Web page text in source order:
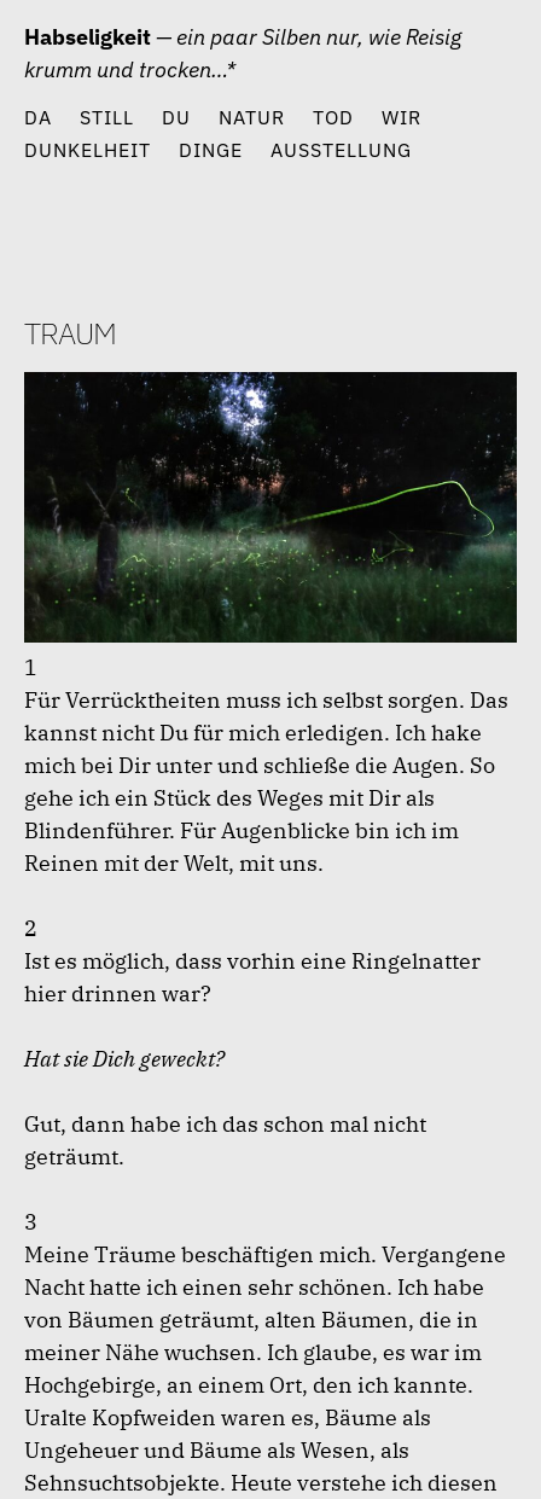
Inhalt
springen
Habseligkeit— ein paar Silben nur, wie Reisig
krumm und trocken…*
DA STILL DU NATUR TOD
WIR
DUNKELHEIT
DINGE AUSSTELLUNG
traum
1
Für Verrücktheiten muss ich selbst sorgen. Das
kannst nicht Du für mich erledigen. Ich hake
mich bei Dir unter und schließe die Augen. So
gehe ich ein Stück des Weges mit Dir als
Blindenführer. Für Augenblicke bin ich im
Reinen mit der Welt, mit uns.
2
Ist es möglich, dass vorhin eine Ringelnatter
hier drinnen war?
Hat sie Dich geweckt?
Gut, dann habe ich das schon mal nicht
geträumt.
3
Meine Träume beschäftigen mich. Vergangene
Nacht hatte ich einen sehr schönen. Ich habe
von Bäumen geträumt, alten Bäumen, die in
meiner Nähe wuchsen. Ich glaube, es war im
Hochgebirge, an einem Ort, den ich kannte.
Uralte Kopfweiden waren es, Bäume als
Ungeheuer und Bäume als Wesen, als
Sehnsuchtsobjekte. Heute verstehe ich diesen